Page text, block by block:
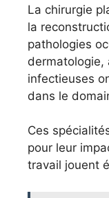
La chirurgie
la
pathologies
dermatologie,
infectieuses
dans le
Ces
pour leur
travail jouent